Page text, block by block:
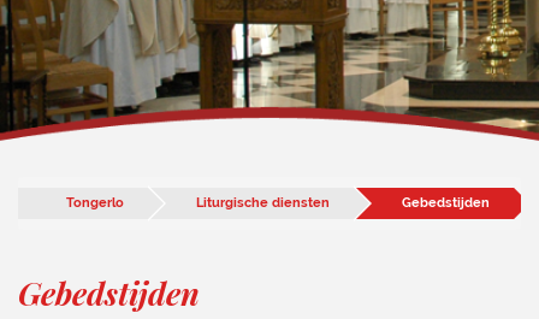
Tongerlo Liturgische diensten Gebedstijden
Gebedstijden